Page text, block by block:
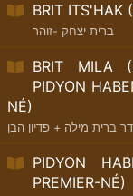
BRIT ITS'HAK
ברית יצחק -זוהר
BRIT MILA
PIDYON
NÉ)
ברית מילה + פדיון הבן
PIDYON
PREMIER-NÉ)